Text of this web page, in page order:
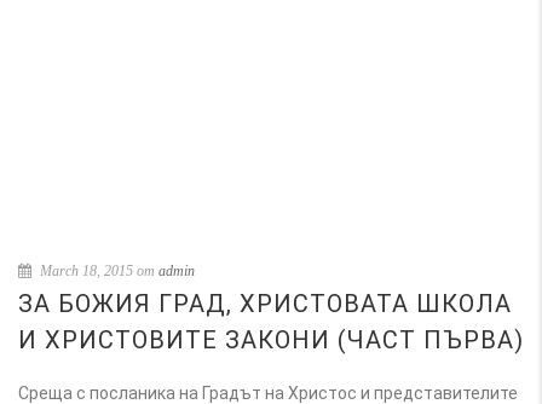
March 18, 2015 от admin
ЗА БОЖИЯ ГРАД, ХРИСТОВАТА ШКОЛА
И ХРИСТОВИТЕ ЗАКОНИ (ЧАСТ ПЪРВА)
Среща с посланика на Градът на Христос и представителите